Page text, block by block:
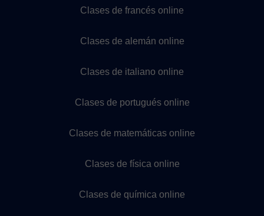
Clases de francés online
Clases de alemán online
Clases de italiano online
Clases de portugués online
Clases de matemáticas online
Clases de física online
Clases de química online